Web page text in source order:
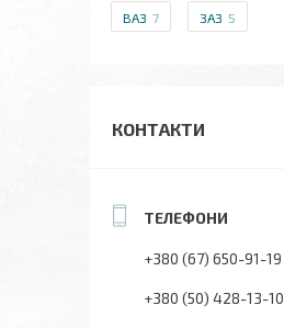
ВАЗ 7 ЗАЗ 5
КОНТАКТИ
+380 (67) 650-91-19
+380 (50) 428-13-10